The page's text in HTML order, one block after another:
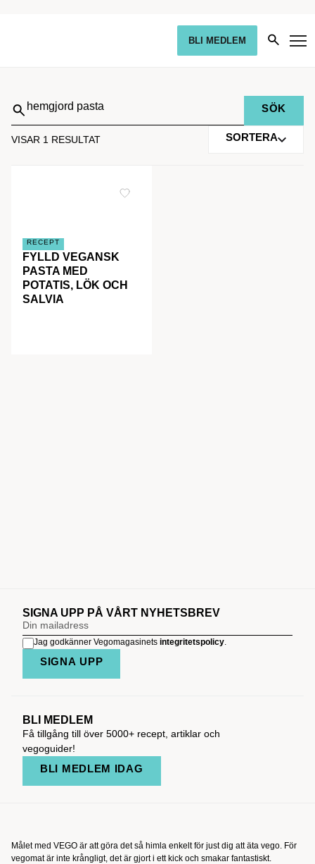
BLI MEDLEM
Sök
på:
VISAR 1 RESULTAT SORTERA
RECEPT
FYLLD VEGANSK
PASTA MED
POTATIS, LÖK OCH
SALVIA
SIGNA UPP PÅ VÅRT NYHETSBREV
Jag godkänner Vegomagasinets integritetspolicy.
SIGNA UPP
BLI MEDLEM
Få tillgång till över 5000+ recept, artiklar och
vegoguider!
BLI MEDLEM IDAG
Målet med VEGO är att göra det så himla enkelt för just dig att äta vego. För
vegomat är inte krångligt, det är gjort i ett kick och smakar fantastiskt.